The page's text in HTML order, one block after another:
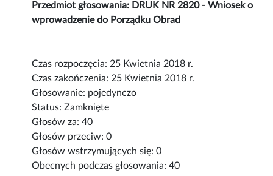
Przedmiot głosowania: DRUK NR 2820 - Wniosek o
wprowadzenie do Porządku Obrad
Czas rozpoczęcia: 25 Kwietnia 2018 r.
Czas zakończenia: 25 Kwietnia 2018 r.
Głosowanie: pojedynczo
Status: Zamknięte
Głosów za: 40
Głosów przeciw: 0
Głosów wstrzymujących się: 0
Obecnych podczas głosowania: 40